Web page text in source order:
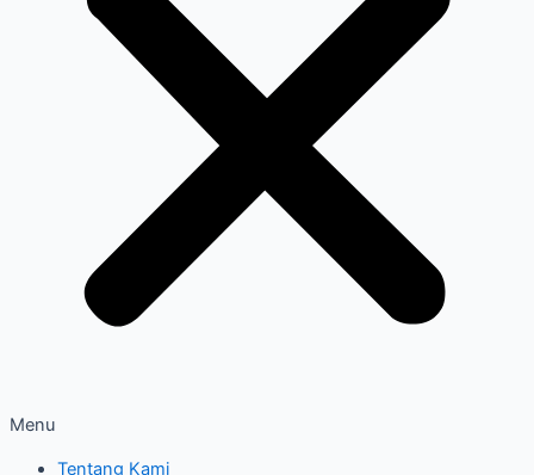
Menu
Tentang Kami